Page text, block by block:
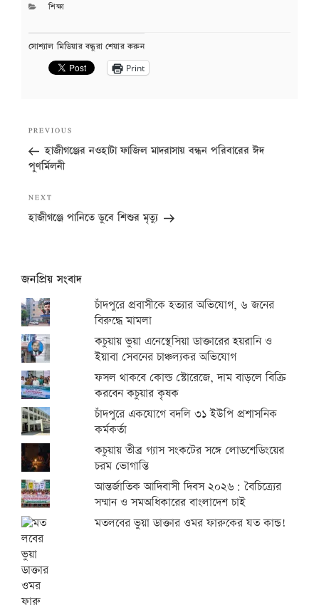
CATEGORIES
শিক্ষা
সোশ্যাল মিডিয়ার বন্ধুরা শেয়ার করুন
Print
navigation
Previous
Post
PREVIOUS
হাজীগঞ্জের নওহাটা ফাজিল মাদরাসায় বন্ধন পরিবারের ঈদ
পুণর্মিলনী
Next
Post
NEXT
হাজীগঞ্জে পানিতে ডুবে শিশুর মৃত্যু
জনপ্রিয় সংবাদ
চাঁদপুরে প্রবাসীকে হত্যার অভিযোগ, ৬ জনের
বিরুদ্ধে মামলা
কচুয়ায় ভুয়া এনেস্থেসিয়া ডাক্তারের হয়রানি ও
ইয়াবা সেবনের চাঞ্চল্যকর অভিযোগ
ফসল থাকবে কোল্ড স্টোরেজে, দাম বাড়লে বিক্রি
করবেন কচুয়ার কৃষক
চাঁদপুরে একযোগে বদলি ৩১ ইউপি প্রশাসনিক
কর্মকর্তা
কচুয়ায় তীব্র গ্যাস সংকটের সঙ্গে লোডশেডিংয়ের
চরম ভোগান্তি
আন্তর্জাতিক আদিবাসী দিবস ২০২৬: বৈচিত্র্যের
সম্মান ও সমঅধিকারের বাংলাদেশ চাই
মতলবের ভুয়া ডাক্তার ওমর ফারুকের যত কান্ড!